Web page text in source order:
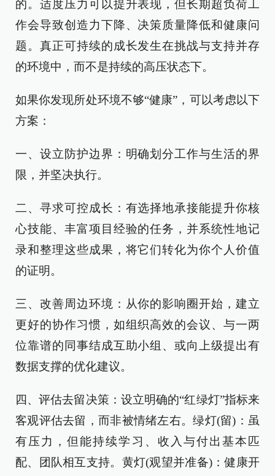
的。适度压力可以提升表现，但长期超负荷工
作会导致创造力下降、决策质量降低和健康问
题。真正可持续的成长发生在挑战与支持并存
的环境中，而不是持续的高压状态下。
如果你发现所处环境不够“健康”，可以考虑以下
方案：
一、设立防护边界：明确划分工作与生活的界
限，并坚决执行。
二、寻求可控成长：有选择地承接能提升你核
心技能、丰富项目经验的任务，并系统性地记
录和整理这些成果，将它们转化为你个人价值
的证明。
三、改善周边环境：从你的影响圈开始，建立
更好的协作习惯，如组织高效的会议、与一两
位靠谱的同事结成互助小组、或向上级提出有
数据支撑的优化建议。
四、评估去留决策：设立明确的“红绿灯”指标来
客观评估去留，而非被情绪左右。绿灯(留)：虽
有压力，但能持续学习、收入与付出基本匹
配、团队相互支持。黄灯(观望并准备)：健康开